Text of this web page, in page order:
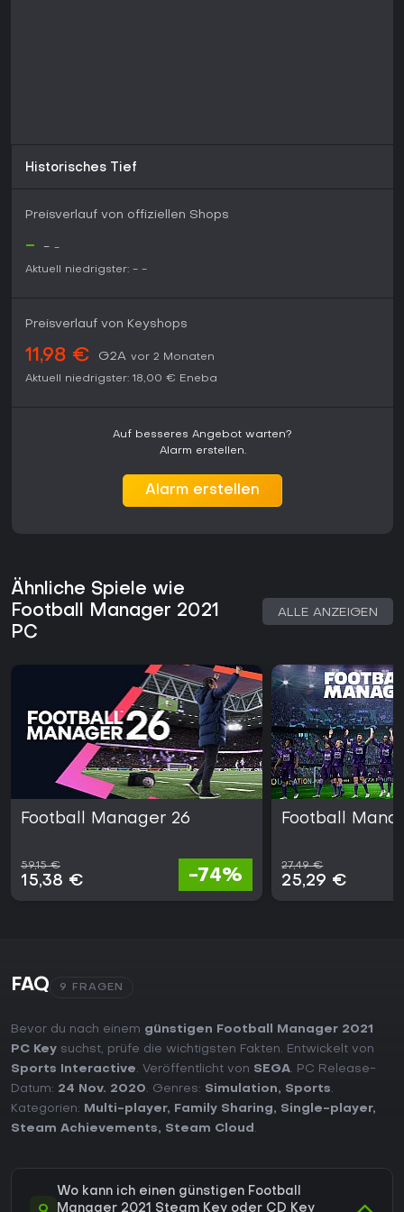
Historisches Tief
Preisverlauf von offiziellen Shops
- - -
Aktuell niedrigster: - -
Preisverlauf von Keyshops
11,98 € G2A vor 2 Monaten
Aktuell niedrigster: 18,00 € Eneba
Auf besseres Angebot warten?
Alarm erstellen.
Alarm erstellen
Ähnliche Spiele wie
Football Manager 2021
PC
ALLE ANZEIGEN
Football Manager 26
59,15 €
15,38 € -74%
Football
27,49 €
25,29 €
FAQ 9 FRAGEN
Bevor du nach einem günstigen Football Manager 2021
PC Key suchst, prüfe die wichtigsten Fakten. Entwickelt von
Sports Interactive. Veröffentlicht von SEGA. PC Release-
Datum: 24 Nov. 2020. Genres: Simulation, Sports.
Kategorien:
Multi-player, Family Sharing, Single-player,
Steam Achievements, Steam Cloud .
Q
Wo kann ich einen günstigen Football
Manager 2021 Steam Key oder CD Key